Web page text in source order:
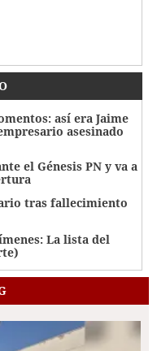
así era Jaime
asesinado
el Génesis PN y va a
tras fallecimiento
La lista del